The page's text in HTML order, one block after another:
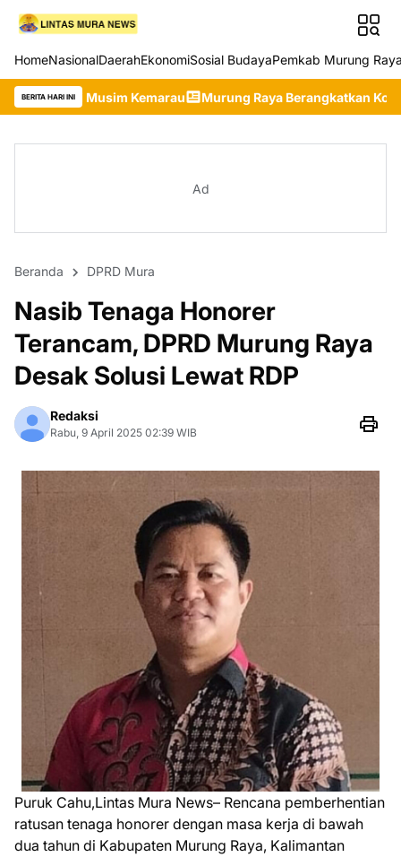
HomeNasionalDaerahEkonomiSosial BudayaPemkab Murung
BERITA HARI INIMurung Raya Berangkatkan Kontingen Terbaik ke
Ad
Beranda DPRD Mura
Nasib Tenaga Honorer
Terancam, DPRD Murung Raya
Desak Solusi Lewat RDP
Redaksi
Rabu, 9 April 2025 02:39 WIB
Puruk Cahu,Lintas Mura News– Rencana pemberhentian
ratusan tenaga honorer dengan masa kerja di bawah
dua tahun di Kabupaten Murung Raya, Kalimantan